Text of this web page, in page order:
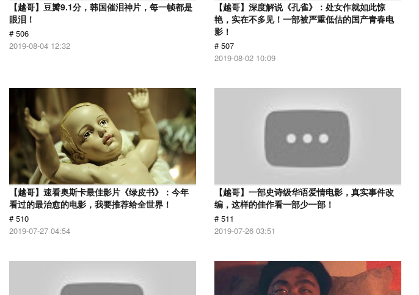
【越哥】豆瓣9.1分，韩国催泪神片，每一帧都是
眼泪！
# 506
2019-08-04 12:32
【越哥】深度解说《孔雀》：处女作就如此惊
艳，实在不多见！一部被严重低估的国产青春电
影！
# 507
2019-08-02 10:09
【越哥】速看奥斯卡最佳影片《绿皮书》：今年
看过的最治愈的电影，我要推荐给全世界！
# 510
2019-07-27 04:54
【越哥】一部史诗级华语爱情电影，真实事件改
编，这样的佳作看一部少一部！
# 511
2019-07-26 03:51